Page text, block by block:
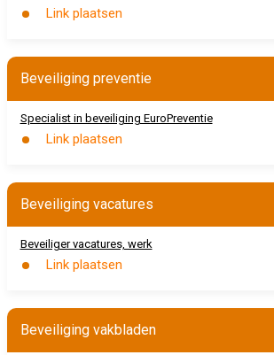
Link plaatsen
Beveiliging preventie
Specialist in beveiliging EuroPreventie
Link plaatsen
Beveiliging vacatures
Beveiliger vacatures, werk
Link plaatsen
Beveiliging vakbladen